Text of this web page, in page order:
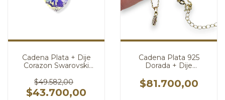
Cadena Plata + Dije
Corazon Swarovski
cod3008
$49.582,00
$43.700,00
Cadena Plata 925
Dorada + Dije
Blanco cod4803
$81.700,00